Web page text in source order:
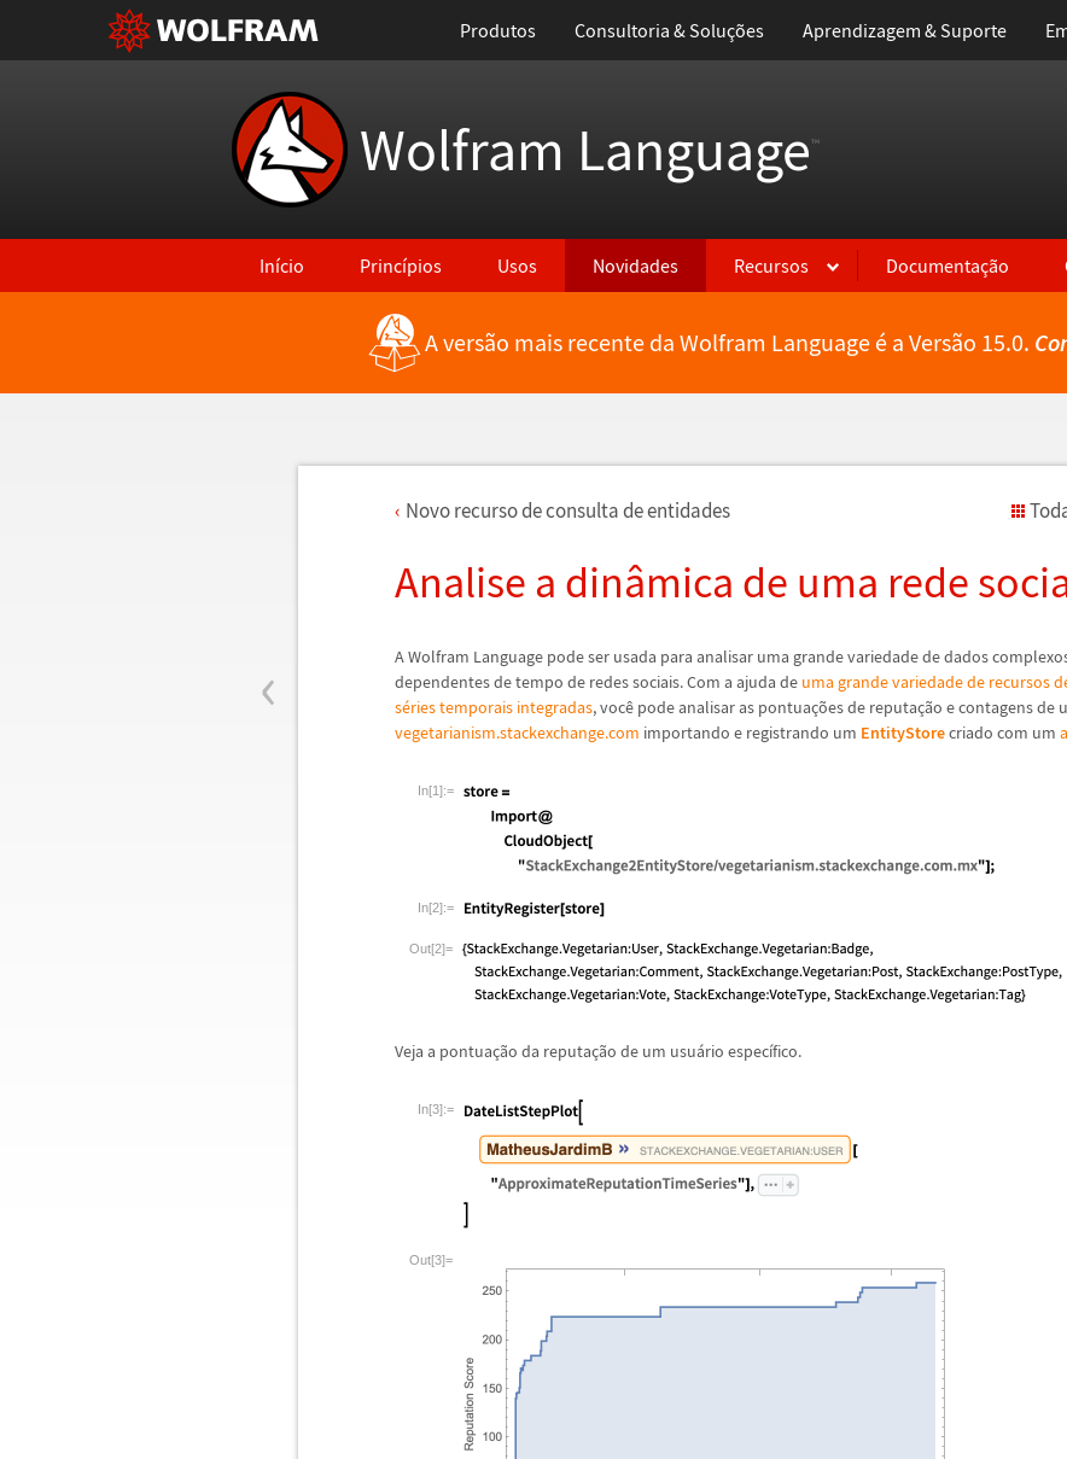
Produtos Consultoria & Soluções Aprendizagem & Suporte
Wolfram Language™
Início Princípios Usos Novidades Recursos Documentação
A versão mais recente da Wolfram Language é a Versão 15.0.
‹
Novo recurso de consulta de entidades
Analise a dinâmica de uma rede
A Wolfram Language pode ser usada para analisar uma grande variedade de dados
dependentes de tempo de redes sociais. Com a ajuda de uma grande variedade de recursos
séries temporais integradas, você pode analisar as pontuações de reputação e contagens de
vegetarianism.stackexchange.com importando e registrando um EntityStorecriado com um
In[1]:=
In[2]:=
Out[2]=
Veja a pontuação da reputação de um usuário específico.
In[3]:=
Out[3]=